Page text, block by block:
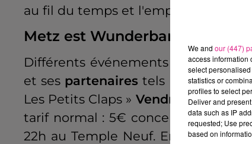
au fil du temps et l'empreinte que
Metz est Wunderbar !
Différents événements sont mis
et ses partenaires tels que des
Les Petits Claps » Vendredi 27
tarif normal : 5€ concerts : Festival
22h au Temple Neuf. Entrée
We and our (447)
access information
select
statistics or
profiles to select
Deliver and
data such as IP
requested; Use
based on